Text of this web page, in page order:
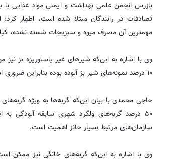
بازرس انجمن علمی بهداشت و ایمنی مواد غذایی با
تصادفات در رانندگان مبتلا شده است، اظهار کرد:
مهمترین آن مصرف میوه و سبزیجات شسته نشده،
وی با اشاره به این‌که شیرهای غیر پاستوریزه بز
۱۰ درصد نمونه‌های شیر بز آلوده بوده بنابراین ضروری است از نوشیدن شیر غیرپاستوریزه بز اجتناب کرد.
حاجی محمدی با بیان این‌که گربه‌ها به ویژه
۵۰ درصد گربه‌های ولگرد شهری سابقه آلودگی
سازمان‌های مرتبط بسیار حائز اهمیت است.
وی با اشاره به این‌که گربه‌های خانگی نیز ممکن